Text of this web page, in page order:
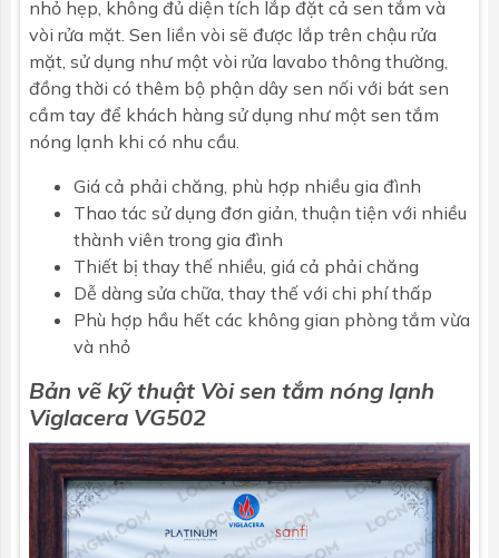
nhỏ hẹp, không đủ diện tích lắp đặt cả sen tắm và
vòi rửa mặt. Sen liền vòi sẽ được lắp trên chậu rửa
mặt, sử dụng như một vòi rửa lavabo thông thường,
đồng thời có thêm bộ phận dây sen nối với bát sen
cầm tay để khách hàng sử dụng như một sen tắm
nóng lạnh khi có nhu cầu.
Giá cả phải chăng, phù hợp nhiều gia đình
Thao tác sử dụng đơn giản, thuận tiện với nhiều
thành viên trong gia đình
Thiết bị thay thế nhiều, giá cả phải chăng
Dễ dàng sửa chữa, thay thế với chi phí thấp
Phù hợp hầu hết các không gian phòng tắm vừa
và nhỏ
Bản vẽ kỹ thuật Vòi sen tắm nóng lạnh
Viglacera VG502